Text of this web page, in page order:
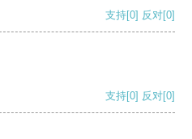
支持[0] 反对[0]
支持[0] 反对[0]